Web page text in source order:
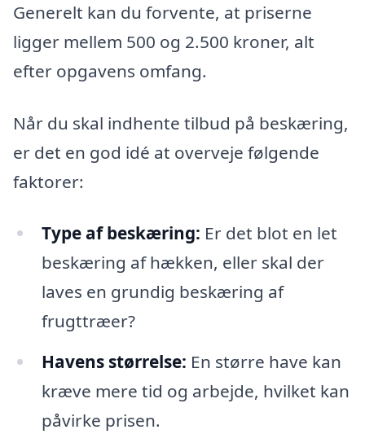
Generelt kan du forvente, at priserne
ligger mellem 500 og 2.500 kroner, alt
efter opgavens omfang.
Når du skal indhente tilbud på beskæring,
er det en god idé at overveje følgende
faktorer:
Type af beskæring: Er det blot en let
beskæring af hækken, eller skal der
laves en grundig beskæring af
frugttræer?
Havens størrelse: En større have kan
kræve mere tid og arbejde, hvilket kan
påvirke prisen.